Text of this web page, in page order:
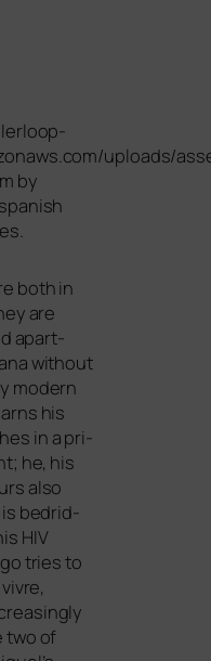
uploads/
by
both in
are
apart­
wit­hout
modern
his
in a pri­
he, his
also
is bedrid­
HIV
tri­es to
two of